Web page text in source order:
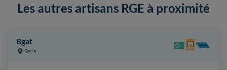
Les autres artisans RGE à proximité
Bgat
Sens